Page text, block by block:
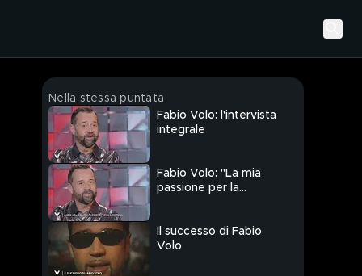
Nella stessa puntata
Fabio Volo: l'intervista
integrale
Fabio Volo: "La mia
passione per la
Il successo di Fabio
Volo